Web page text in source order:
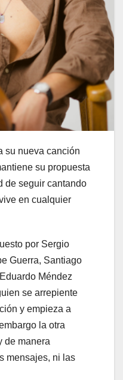
su nueva canción
su propuesta
de seguir cantando
en cualquier
por Sergio
Guerra, Santiago
Méndez
se arrepiente
y empieza a
la otra
de manera
mensajes, ni las